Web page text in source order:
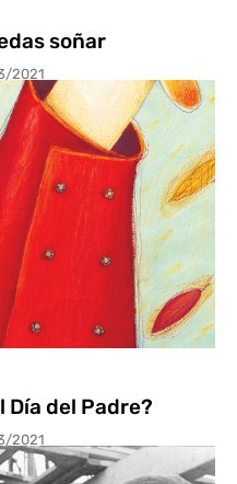
soñar
2021
Día del Padre?
2021